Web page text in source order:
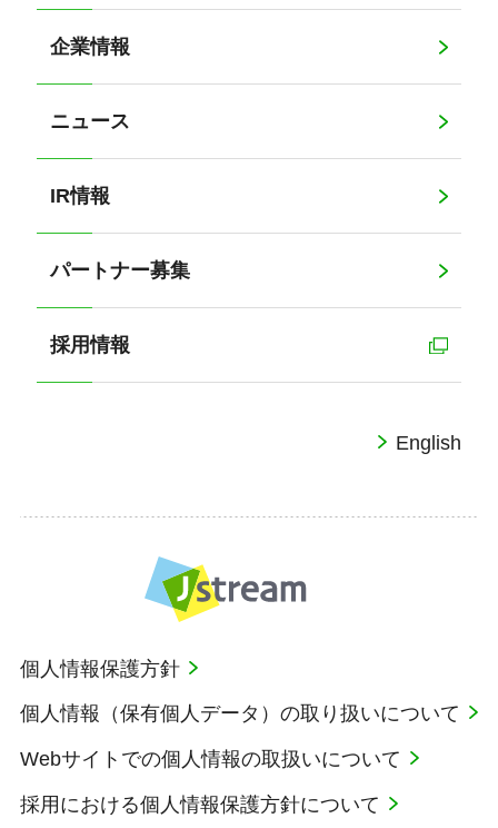
企業情報
ニュース
IR情報
パートナー募集
採用情報
English
個人情報保護方針
個人情報（保有個人データ）の取り扱いについて
Webサイトでの個人情報の取扱いについて
採用における個人情報保護方針について